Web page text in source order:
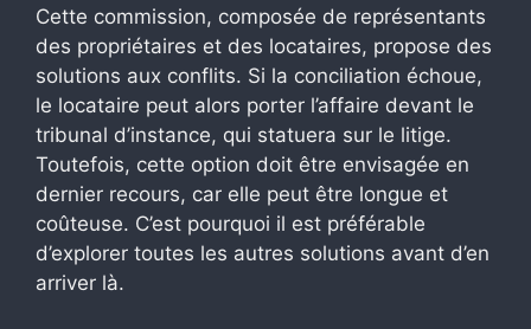
Cette commission, composée de représentants
des propriétaires et des locataires, propose des
solutions aux conflits. Si la conciliation échoue,
le locataire peut alors porter l’affaire devant le
tribunal d’instance, qui statuera sur le litige.
Toutefois, cette option doit être envisagée en
dernier recours, car elle peut être longue et
coûteuse. C’est pourquoi il est préférable
d’explorer toutes les autres solutions avant d’en
arriver là.